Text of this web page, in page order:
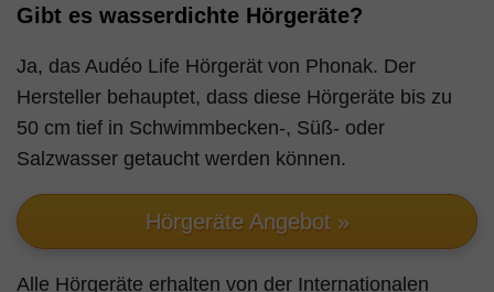
Gibt es wasserdichte Hörgeräte?
Ja, das Audéo Life Hörgerät von Phonak. Der
Hersteller behauptet, dass diese Hörgeräte bis zu
50 cm tief in Schwimmbecken-, Süß- oder
Salzwasser getaucht werden können.
Hörgeräte Angebot »
Alle Hörgeräte erhalten von der Internationalen